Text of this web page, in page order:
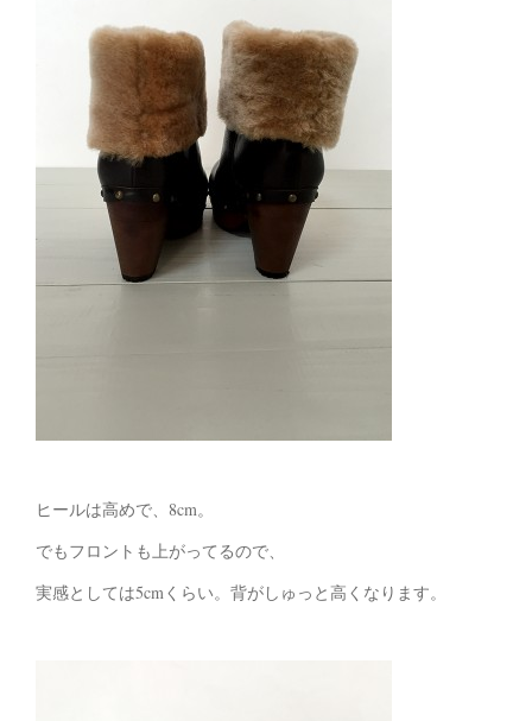
ヒールは高めで、8cm。
でもフロントも上がってるので、
実感としては5cmくらい。背がしゅっと高くなります。